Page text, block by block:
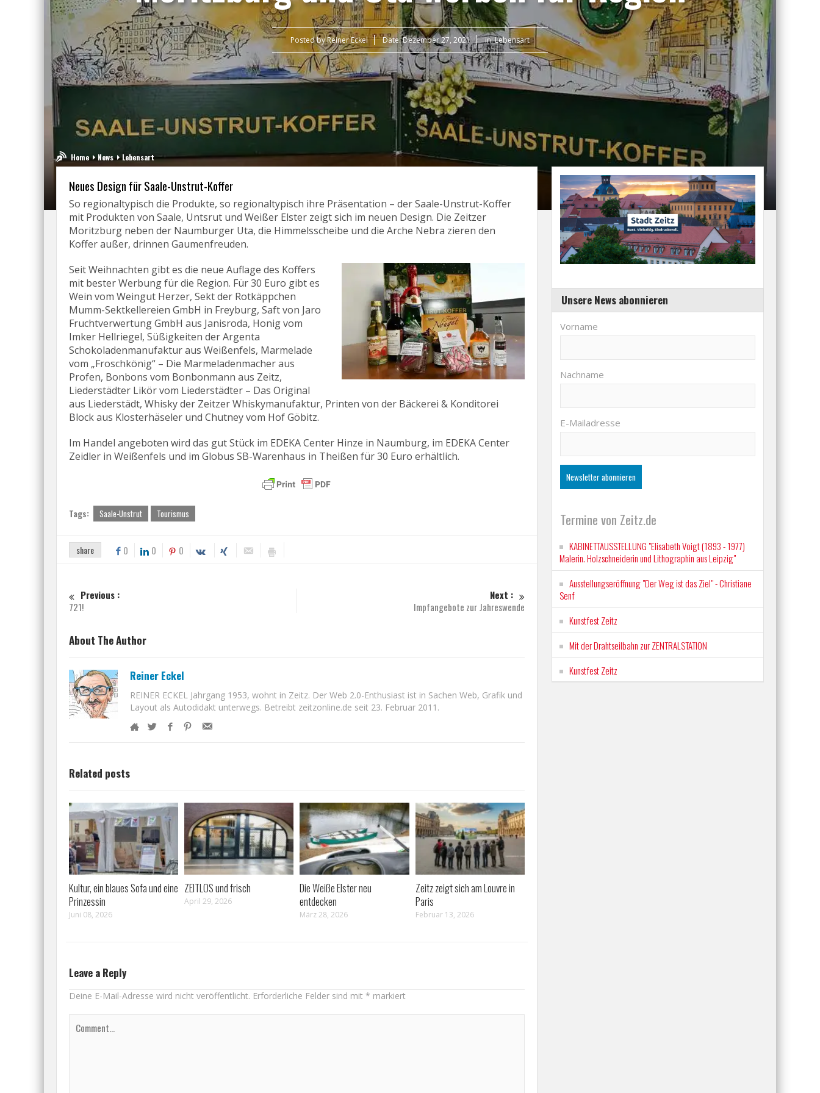
Posted byReiner Eckel Date:Dezember 27, 2021 in:Lebensart
Home News Lebensart
Neues Design für Saale-Unstrut-Koffer
So regionaltypisch die Produkte, so regionaltypisch ihre Präsentation – der Saale-Unstrut-Koffer
mit Produkten von Saale, Untsrut und Weißer Elster zeigt sich im neuen Design. Die Zeitzer
Moritzburg neben der Naumburger Uta, die Himmelsscheibe und die Arche Nebra zieren den
Koffer außer, drinnen Gaumenfreuden.
Seit Weihnachten gibt es die neue Auflage des Koffers
mit bester Werbung für die Region. Für 30 Euro gibt es
Wein vom Weingut Herzer, Sekt der Rotkäppchen
Mumm-Sektkellereien GmbH in Freyburg, Saft von Jaro
Fruchtverwertung GmbH aus Janisroda, Honig vom
Imker Hellriegel, Süßigkeiten der Argenta
Schokoladenmanufaktur aus Weißenfels, Marmelade
vom „Froschkönig“ – Die Marmeladenmacher aus
Profen, Bonbons vom Bonbonmann aus Zeitz,
Liederstädter Likör vom Liederstädter – Das Original
aus Liederstädt, Whisky der Zeitzer Whiskymanufaktur, Printen von der Bäckerei & Konditorei
Block aus Klosterhäseler und Chutney vom Hof Göbitz.
Im Handel angeboten wird das gut Stück im EDEKA Center Hinze in Naumburg, im EDEKA Center
Zeidler in Weißenfels und im Globus SB-Warenhaus in Theißen für 30 Euro erhältlich.
Tags: Saale-Unstrut Tourismus
share 0 0 0
Previous :
721!
Next :
Impfangebote zur Jahreswende
About The Author
Reiner Eckel
REINER ECKEL Jahrgang 1953, wohnt in Zeitz. Der Web 2.0-Enthusiast ist in Sachen Web, Grafik und
Layout als Autodidakt unterwegs. Betreibt zeitzonline.de seit 23. Februar 2011.
Related posts
Kultur, ein blaues Sofa und eine
Prinzessin
Juni 08, 2026
ZEITLOS und frisch
April 29, 2026
Die Weiße Elster neu
entdecken
März 28, 2026
Zeitz zeigt sich am Louvre in
Paris
Februar 13, 2026
Leave a Reply
Deine E-Mail-Adresse wird nicht veröffentlicht. Erforderliche Felder sind mit * markiert
Unsere News abonnieren
Vorname
Nachname
E-Mailadresse
Termine von Zeitz.de
KABINETTAUSSTELLUNG "Elisabeth Voigt (1893 - 1977)
Malerin. Holzschneiderin und Lithographin aus Leipzig"
Ausstellungseröffnung "Der Weg ist das Ziel" - Christiane
Senf
Kunstfest Zeitz
Mit der Drahtseilbahn zur ZENTRALSTATION
Kunstfest Zeitz